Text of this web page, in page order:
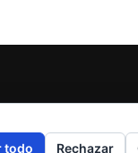
todo Rechazar